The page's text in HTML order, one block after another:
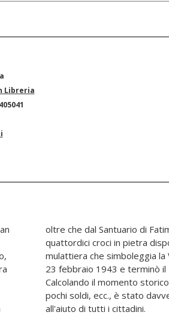
Libreria
all'aiuto di tutti i cittadini.